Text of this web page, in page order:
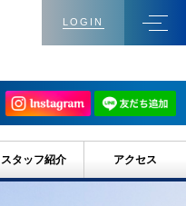
LOGIN
スタッフ紹介 アクセス